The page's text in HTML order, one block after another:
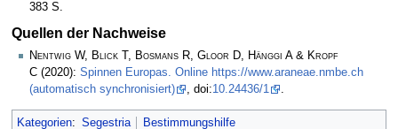
383 S.
Quellen der Nachweise
Nentwig W, Blick T, Bosmans R, Gloor D, Hänggi A & Kropf
C (2020): Spinnen Europas. Online https://www.araneae.nmbe.ch
(automatisch synchronisiert)
, doi:10.24436/1 .
Kategorien: Segestria Bestimmungshilfe